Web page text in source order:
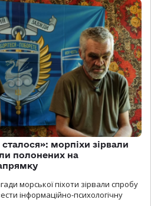
морпіхи зірвали
полонених на
морської піхоти зірвали спробу
інформаційно-психологічну